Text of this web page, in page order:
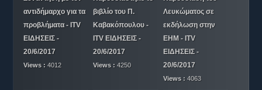
Μυθιστορίες
ΕΠΙΚΟΙΝΩΝΙΑ
αντιδήμαρχο για τα
προβλήματα - ITV
ΕΙΔΗΣΕΙΣ -
20/6/2017
Views : 4012
βιβλίο του Π.
Καβακόπουλου -
ITV ΕΙΔΗΣΕΙΣ -
20/6/2017
Views :4250
Λευκώματος σε
εκδήλωση στην
ΕΗΜ - ITV
ΕΙΔΗΣΕΙΣ -
20/6/2017
Views : 4063